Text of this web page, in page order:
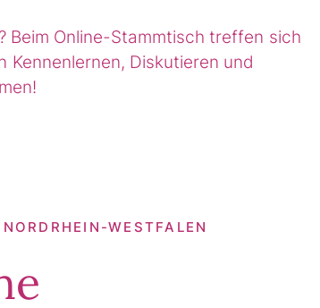
Beim Online-Stammtisch treffen sich
Kennenlernen, Diskutieren und
WESTFALEN